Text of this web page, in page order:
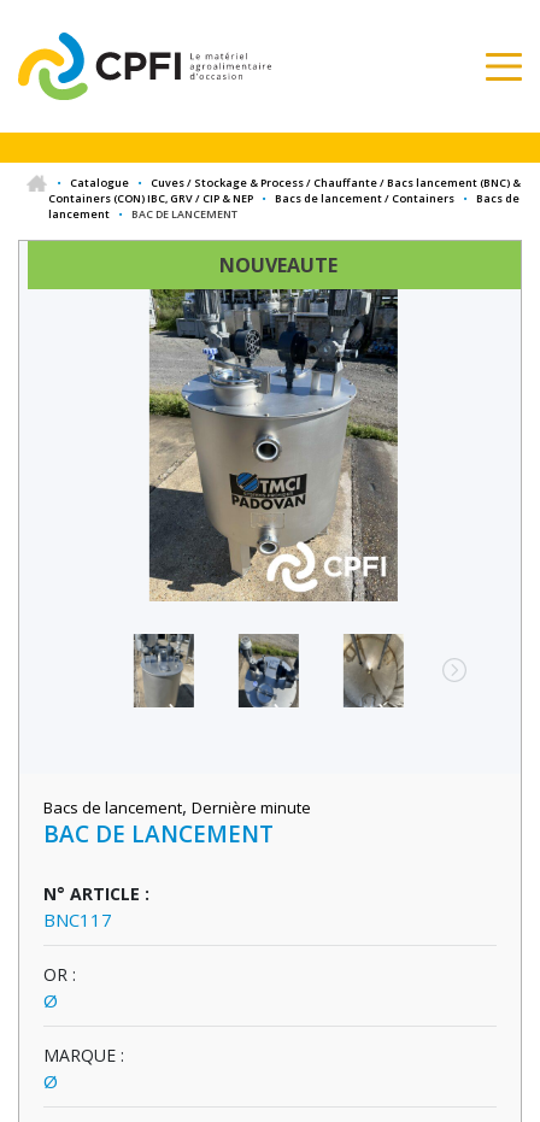
• Catalogue •
Cuves / Stockage & Process / Chauffante / Bacs lancement (BNC) &
Containers (CON) IBC, GRV / CIP & NEP
• Bacs de lancement / Containers •
Bacs de
lancement
• BAC DE LANCEMENT
NOUVEAUTE
Bacs de lancement, Dernière minute
BAC DE LANCEMENT
N° ARTICLE :
BNC117
OR :
Ø
MARQUE :
Ø